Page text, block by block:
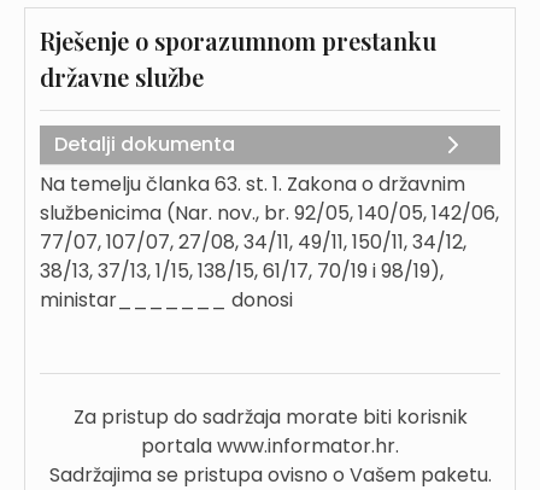
Rješenje o sporazumnom prestanku
državne službe
Detalji dokumenta
Na temelju članka 63. st. 1. Zakona o državnim
službenicima (Nar. nov., br. 92/05, 140/05, 142/06,
77/07, 107/07, 27/08, 34/11, 49/11, 150/11, 34/12,
38/13, 37/13, 1/15, 138/15, 61/17, 70/19 i 98/19),
ministar_______ donosi
Za pristup do sadržaja morate biti korisnik
portala www.informator.hr.
Sadržajima se pristupa ovisno o Vašem paketu.